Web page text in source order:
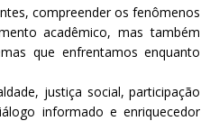
compreender os fenômenos
acadêmico, mas também
que enfrentamos enquanto
justiça social, participação
informado e enriquecedor